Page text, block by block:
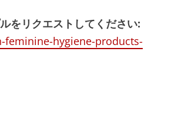
をリクエストしてください:
hygiene-products-